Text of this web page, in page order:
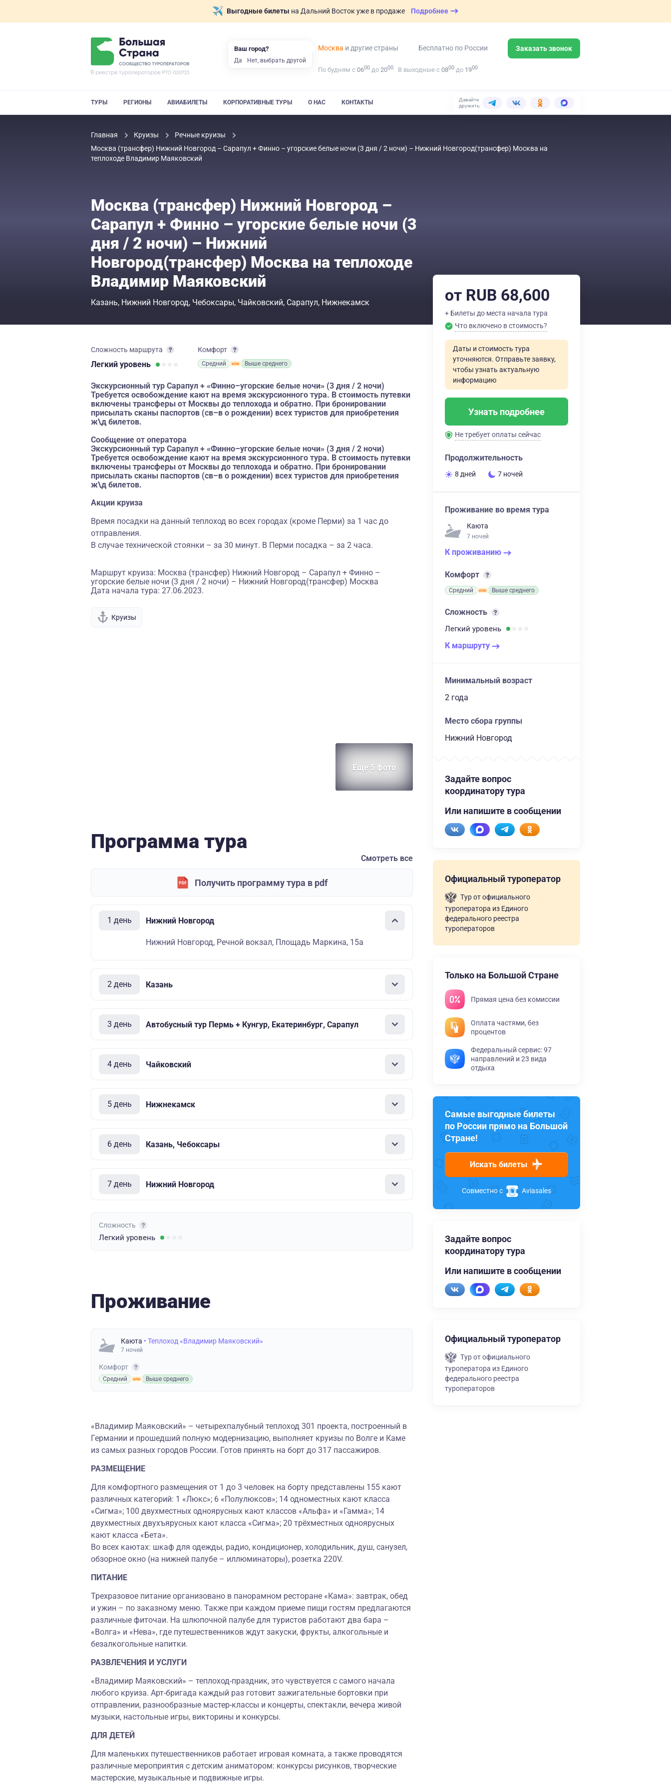
Выгодные билеты на Дальний Восток уже в продаже Подробнее
Москва и другие страны Бесплатно по России Заказать звонок
По будням с 0600 до 2000 В выходные с 0800 до 1900
ТУРЫ РЕГИОНЫ АВИАБИЛЕТЫ КОРПОРАТИВНЫЕ ТУРЫ О НАС КОНТАКТЫ
Давайте
дружить:
Главная Круизы
Речные круизы
Москва (трансфер) Нижний Новгород – Сарапул + Финно – угорские белые ночи (3 дня / 2 ночи) – Нижний Новгород(трансфер) Москва на
теплоходе Владимир Маяковский
Москва (трансфер) Нижний Новгород –
Сарапул + Финно – угорские белые ночи (3
дня / 2 ночи) – Нижний
Новгород(трансфер) Москва на теплоходе
Владимир Маяковский
Казань Нижний Новгород Чебоксары Чайковский Сарапул Нижнекамск
Сложность маршрута
Легкий уровень
Комфорт
Средний Выше среднего
Экскурсионный тур Сарапул + «Финно–угорские белые ночи» (3 дня / 2 ночи)
Требуется освобождение кают на время экскурсионного тура. В стоимость путевки
включены трансферы от Москвы до теплохода и обратно. При бронировании
присылать сканы паспортов (св–в о рождении) всех туристов для приобретения
ж\д билетов.
Сообщение от оператора
Экскурсионный тур Сарапул + «Финно–угорские белые ночи» (3 дня / 2 ночи)
Требуется освобождение кают на время экскурсионного тура. В стоимость путевки
включены трансферы от Москвы до теплохода и обратно. При бронировании
присылать сканы паспортов (св–в о рождении) всех туристов для приобретения
ж\д билетов.
Акции круиза
Время посадки на данный теплоход во всех городах (кроме Перми) за 1 час до
отправления.
В случае технической стоянки – за 30 минут. В Перми посадка – за 2 часа.
Маршрут круиза: Москва (трансфер) Нижний Новгород – Сарапул + Финно –
угорские белые ночи (3 дня / 2 ночи) – Нижний Новгород(трансфер) Москва
Дата начала тура: 27.06.2023.
Круизы
Еще 5 фото
Программа тура
Смотреть все
Получить программу тура в pdf
1 день Нижний Новгород
Нижний Новгород, Речной вокзал, Площадь Маркина, 15а
2 день Казань
3 день Автобусный тур Пермь + Кунгур, Екатеринбург, Сарапул
4 день Чайковский
5 день Нижнекамск
6 день Казань, Чебоксары
7 день Нижний Новгород
Сложность
Легкий уровень
Проживание
Каюта • Теплоход «Владимир Маяковский»
7 ночей
Комфорт
Средний Выше среднего
«Владимир Маяковский» – четырехпалубный теплоход 301 проекта, построенный в
Германии и прошедший полную модернизацию, выполняет круизы по Волге и Каме
из самых разных городов России. Готов принять на борт до 317 пассажиров.
РАЗМЕЩЕНИЕ
Для комфортного размещения от 1 до 3 человек на борту представлены 155 кают
различных категорий: 1 «Люкс»; 6 «Полулюксов»; 14 одноместных кают класса
«Сигма»; 100 двухместных одноярусных кают классов «Альфа» и «Гамма»; 14
двухместных двухъярусных кают класса «Сигма»; 20 трёхместных одноярусных
кают класса «Бета».
Во всех каютах: шкаф для одежды, радио, кондиционер, холодильник, душ, санузел,
обзорное окно (на нижней палубе – иллюминаторы), розетка 220V.
ПИТАНИЕ
Трехразовое питание организовано в панорамном ресторане «Кама»: завтрак, обед
и ужин – по заказному меню. Также при каждом приеме пищи гостям предлагаются
различные фиточаи. На шлюпочной палубе для туристов работают два бара –
«Волга» и «Нева», где путешественников ждут закуски, фрукты, алкогольные и
безалкогольные напитки.
РАЗВЛЕЧЕНИЯ И УСЛУГИ
«Владимир Маяковский» – теплоход-праздник, это чувствуется с самого начала
любого круиза. Арт-бригада каждый раз готовит зажигательные бортовки при
отправлении, разнообразные мастер-классы и концерты, спектакли, вечера живой
музыки, настольные игры, викторины и конкурсы.
ДЛЯ ДЕТЕЙ
Для маленьких путешественников работает игровая комната, а также проводятся
различные мероприятия с детским аниматором: конкурсы рисунков, творческие
мастерские, музыкальные и подвижные игры.
от RUB 68,600
+ Билеты до места начала тура
Что включено в стоимость?
Даты и стоимость тура
уточняются. Отправьте заявку,
чтобы узнать актуальную
информацию
Узнать подробнее
Не требует оплаты сейчас
Продолжительность
8 дней 7 ночей
Проживание во время тура
Каюта
7 ночей
К проживанию
Комфорт
Средний Выше среднего
Сложность
Легкий уровень
К маршруту
Минимальный возраст
2 года
Место сбора группы
Нижний Новгород
Задайте вопрос
координатору тура
Или напишите в сообщении
Официальный туроператор
Тур от официального
туроператора из Единого
федерального реестра
туроператоров
Только на Большой Стране
Прямая цена без комиссии
Оплата частями, без
процентов
Федеральный сервис: 97
направлений и 23 вида
отдыха
Самые выгодные билеты
по России прямо на Большой
Стране!
Искать билеты
Совместно с Aviasales
Задайте вопрос
координатору тура
Или напишите в сообщении
Официальный туроператор
Тур от официального
туроператора из Единого
федерального реестра
туроператоров
Ваш город?
Да Нет, выбрать другой